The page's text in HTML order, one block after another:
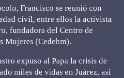
Francisco se reunió con
civil, entre ellos la activista
fundadora del Centro de
Mujeres (Cedehm).
expuso al Papa la crisis de
miles de vidas en Juárez, así